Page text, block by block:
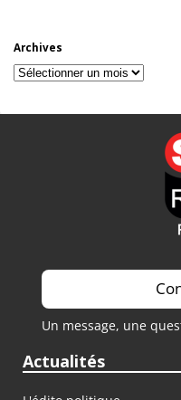
Archives
Archives
Un message, une
Actualités